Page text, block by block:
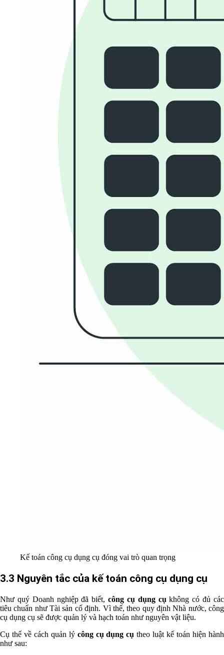
Kế toán công cụ dụng cụ đóng vai trò quan trọng
3.3 Nguyên tắc của kế toán công cụ dụng cụ
Như quý Doanh nghiệp đã biết, công cụ dụng cụkhông có đủ các
tiêu chuẩn như Tài sản cố định. Vì thế, theo quy định Nhà nước, công
cụ dụng cụ sẽ được quản lý và hạch toán như nguyên vật liệu.
Cụ thể về cách quản lý công cụ dụng cụtheo luật kế toán hiện hành
như sau: